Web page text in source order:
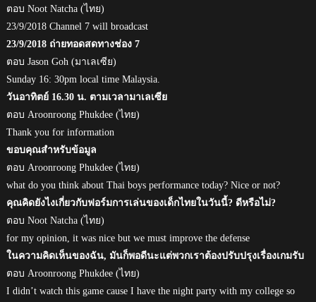
ตอบ Noot Natcha (ไทย)
23/9/2018 Channel 7 will broadcast
23/9/2018 ถ่ายทอดสดทางช่อง 7
ตอบ Jason Goh (มาเลเซีย)
Sunday 16: 30pm local time Malaysia.
วันอาทิตย์ 16.30 น. ตามเวลามาเลเซีย
ตอบ Aroonroong Phukdee (ไทย)
Thank you for information
ขอบคุณสำหรับข้อมูล
ตอบ Aroonroong Phukdee (ไทย)
what do you think about Thai boys performance today? Nice or not?
คุณคิดยังไงเกี่ยวกับฟอร์มการเล่นของเด็กไทยในวันนี้? ดีหรือไม่?
ตอบ Noot Natcha (ไทย)
for my opinion, it was nice but we must improve the defense
ในความคิดเห็นของฉัน, มันก็พอดีนะแต่พวกเราต้องปรับปรุงเรื่องเกมรับ
ตอบ Aroonroong Phukdee (ไทย)
I didn’t watch this game cause I have the night party with my college so